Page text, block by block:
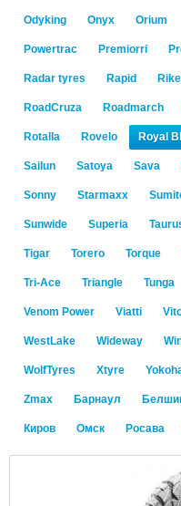
Odyking Onyx Orium
Powertrac Premiorri
Radar tyres Rapid
RoadCruza Roadmarch
Rotalla Rovelo Royal
Sailun Satoya Sava
Sonny Starmaxx
Sunwide Superia
Tigar Torero Torque
Tri-Ace Triangle Tunga
Venom Power Viatti
WestLake Wideway
WolfTyres Xtyre
Zmax Барнаул
Киров Омск Росава